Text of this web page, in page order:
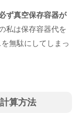
ず真空保存容器が
私は保存容器代を
無駄にしてしまっ
算方法